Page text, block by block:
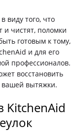
виду того, что
и чистят, поломки
готовым к тому,
и для его
профессионалов.
восстановить
вытяжки.
KitchenAid